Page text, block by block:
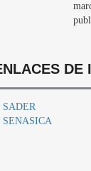
DE
SADER
SENASICA